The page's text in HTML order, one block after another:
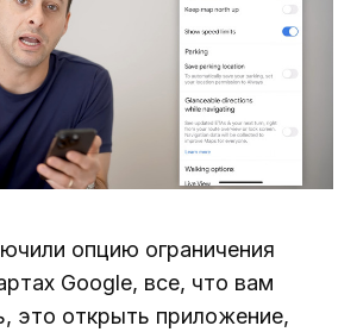
опцию ограничения
Google, все, что вам
это открыть приложение,